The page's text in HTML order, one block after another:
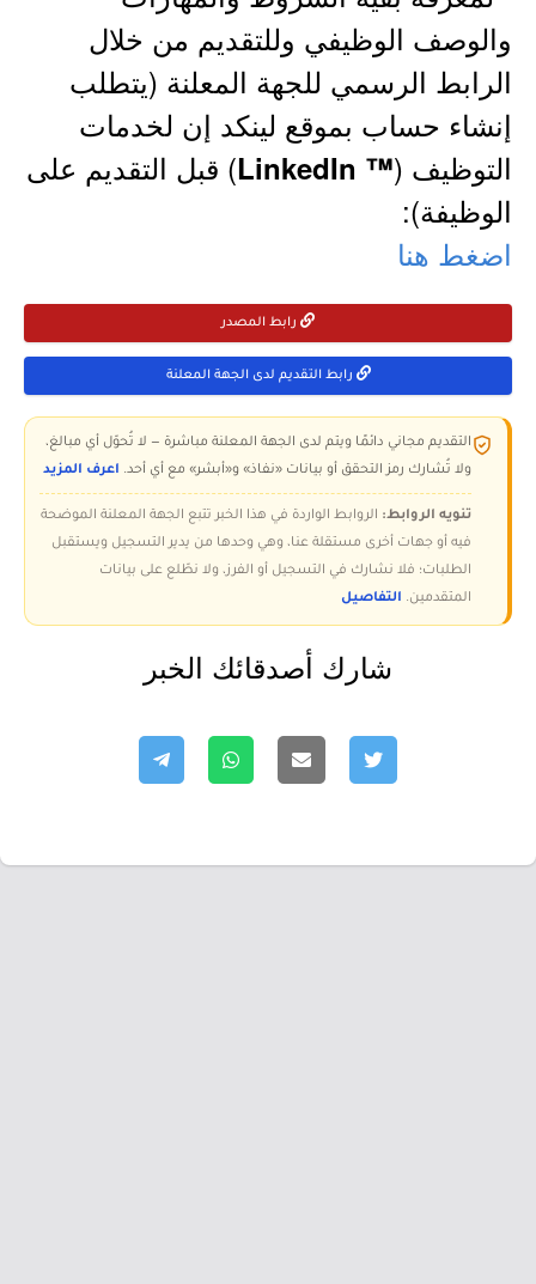
والوصف الوظيفي وللتقديم من خلال
الرابط الرسمي للجهة المعلنة (يتطلب
إنشاء حساب بموقع لينكد إن لخدمات
التوظيف (™ LinkedIn
) قبل التقديم على
الوظيفة):
اضغط هنا
رابط المصدر
رابط التقديم لدى الجهة المعلنة
التقديم مجاني دائمًا ويتم لدى الجهة المعلنة مباشرة — لا تُحوّل أي مبالغ،
ولا تُشارك رمز التحقق أو بيانات «نفاذ» و«أبشر» مع أي أحد. اعرف المزيد
تنويه الروابط: الروابط الواردة في هذا الخبر تتبع الجهة المعلنة الموضحة
فيه أو جهات أخرى مستقلة عنا، وهي وحدها من يدير التسجيل ويستقبل
الطلبات؛ فلا نشارك في التسجيل أو الفرز، ولا نطّلع على بيانات
المتقدمين. التفاصيل
شارك أصدقائك الخبر